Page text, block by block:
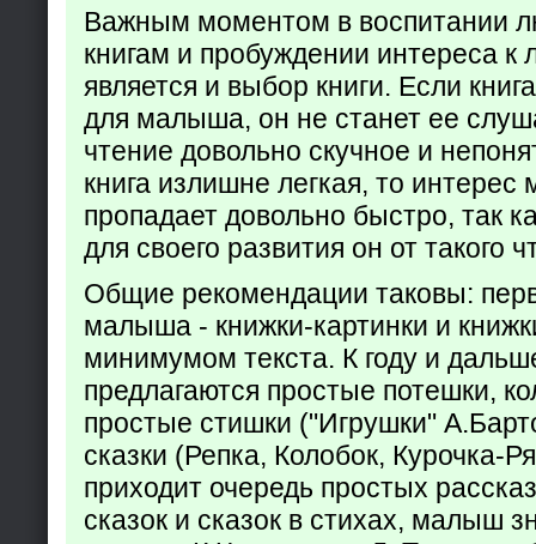
Важным моментом в воспитании
книгам и пробуждении интереса к
является и выбор книги. Если
для малыша, он не станет ее
чтение довольно скучное и
книга излишне легкая, то
пропадает довольно быстро, так
для своего развития он от такого
Общие рекомендации таковы:
малыша - книжки-картинки и
минимумом текста. К году и
предлагаются простые потешки,
простые стишки ("Игрушки"
сказки (Репка, Колобок, Курочка-
приходит очередь простых
сказок и сказок в стихах, малыш